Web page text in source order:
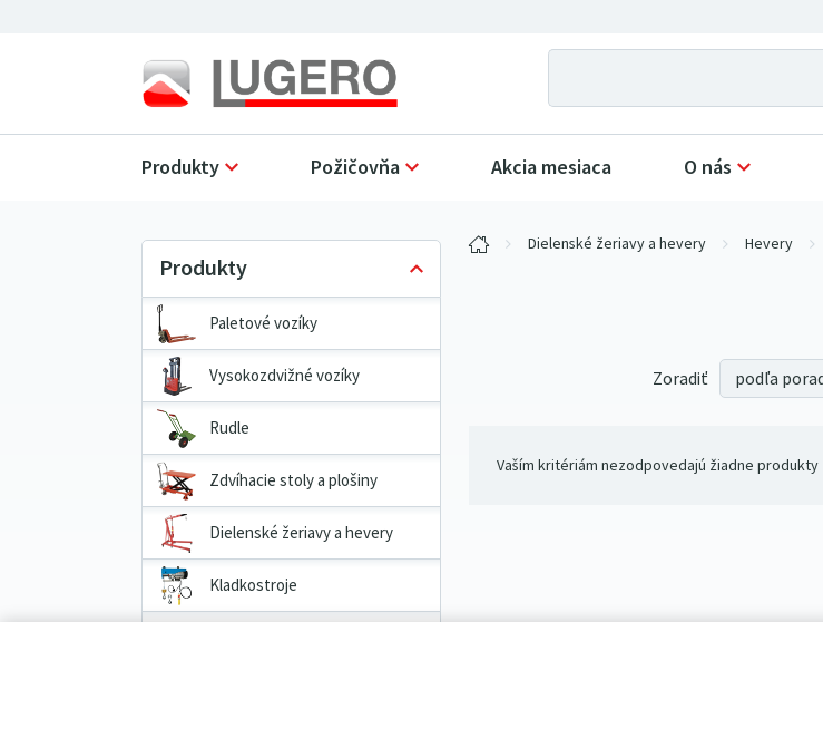
Produkty Požičovňa Akcia mesiaca O nás
Dielenské žeriavy a hevery Hevery
Paletové vozíky
Vysokozdvižné vozíky
Rudle
Zdvíhacie stoly a plošiny
Dielenské žeriavy a hevery
Kladkostroje
Zoradiť
Vaším kritériám nezodpovedajú žiadne produkty